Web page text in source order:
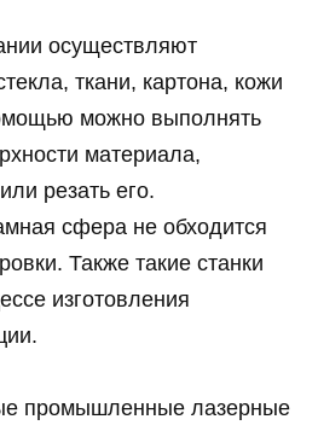
осуществляют
ткани, картона, кожи
можно выполнять
материала,
резать его.
сфера не обходится
Также такие станки
изготовления
промышленные лазерные